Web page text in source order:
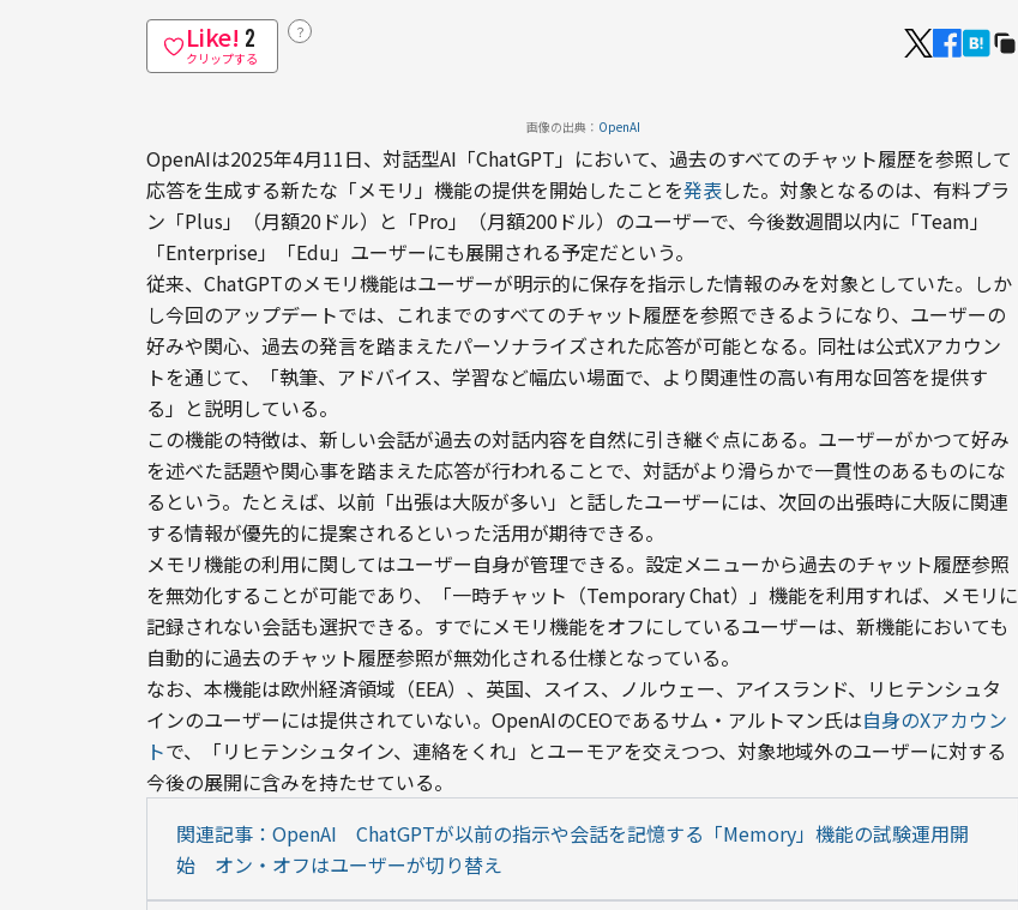
Like! 2
クリップする
？
画像の出典： OpenAI
OpenAIは2025年4月11日、対話型AI「ChatGPT」において、過去のすべてのチャット履歴を参照して
応答を生成する新たな「メモリ」機能の提供を開始したことを発表した。対象となるのは、有料プラ
ン「Plus」（月額20ドル）と「Pro」（月額200ドル）のユーザーで、今後数週間以内に「Team」
「Enterprise」「Edu」ユーザーにも展開される予定だという。
従来、ChatGPTのメモリ機能はユーザーが明示的に保存を指示した情報のみを対象としていた。しか
し今回のアップデートでは、これまでのすべてのチャット履歴を参照できるようになり、ユーザーの
好みや関心、過去の発言を踏まえたパーソナライズされた応答が可能となる。同社は公式Xアカウン
トを通じて、「執筆、アドバイス、学習など幅広い場面で、より関連性の高い有用な回答を提供す
る」と説明している。
この機能の特徴は、新しい会話が過去の対話内容を自然に引き継ぐ点にある。ユーザーがかつて好み
を述べた話題や関心事を踏まえた応答が行われることで、対話がより滑らかで一貫性のあるものにな
るという。たとえば、以前「出張は大阪が多い」と話したユーザーには、次回の出張時に大阪に関連
する情報が優先的に提案されるといった活用が期待できる。
メモリ機能の利用に関してはユーザー自身が管理できる。設定メニューから過去のチャット履歴参照
を無効化することが可能であり、「一時チャット（Temporary Chat）」機能を利用すれば、メモリに
記録されない会話も選択できる。すでにメモリ機能をオフにしているユーザーは、新機能においても
自動的に過去のチャット履歴参照が無効化される仕様となっている。
なお、本機能は欧州経済領域（EEA）、英国、スイス、ノルウェー、アイスランド、リヒテンシュタ
インのユーザーには提供されていない。OpenAIのCEOであるサム・アルトマン氏は自身のXアカウン
トで、「リヒテンシュタイン、連絡をくれ」とユーモアを交えつつ、対象地域外のユーザーに対する
今後の展開に含みを持たせている。
関連記事：OpenAI　ChatGPTが以前の指示や会話を記憶する「Memory」機能の試験運用開
始　オン・オフはユーザーが切り替え